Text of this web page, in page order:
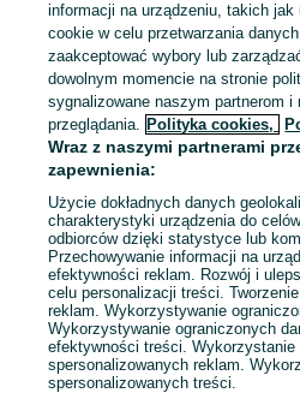
Mapa miejscowości
Mapa ministron
Popularne wyszukiwania
informacji na urządzeniu, takich
cookie w celu przetwarzania
zaakceptować wybory lub
dowolnym momencie na stronie
sygnalizowane naszym partnerom i
przeglądania. Polityka cookies,
Wraz z naszymi partnerami
zapewnienia:
Użycie dokładnych danych
charakterystyki urządzenia do
odbiorców dzięki statystyce lub
Przechowywanie informacji na
efektywności reklam. Rozwój i
celu personalizacji treści.
reklam. Wykorzystywanie
Wykorzystywanie ograniczonych
efektywności treści. Wykorzystanie
spersonalizowanych reklam.
spersonalizowanych treści.